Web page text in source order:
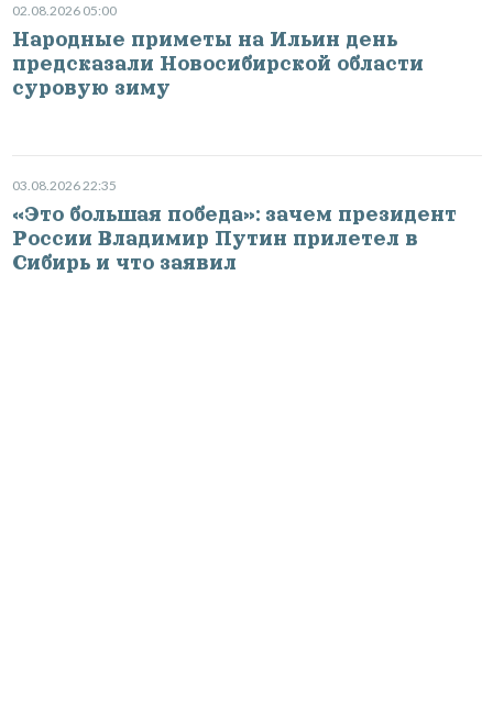
02.08.2026 05:00
Народные приметы на Ильин день
предсказали Новосибирской области
суровую зиму
03.08.2026 22:35
«Это большая победа»: зачем президент
России Владимир Путин прилетел в
Сибирь и что заявил